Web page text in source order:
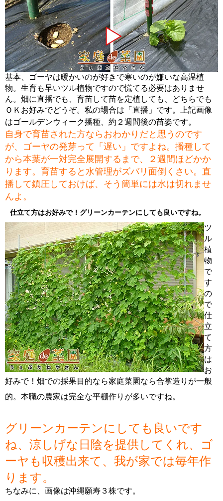
基本、ゴーヤは暖かいのが好きで寒いのが嫌いな高温植
物。生育も早いツル植物ですので慌てる必要はありませ
ん。畑に直播でも、育苗して苗を定植しても、どちらでも
ＯＫお好みでどうぞ。私の場合は「直播」です。上記画像
はゴールデンウィーク播種、約２週間後の苗姿です。
自身で育苗された方ならおわかりだと思うのです
が、ゴーヤの発芽って「遅い」ですよね。播種して
から本葉が一対完全展開するまで、２週間ほどかか
ります。育苗すると水管理がズバリ面倒くさい。直
播して鎮圧しておけば、そう簡単には水は切れませ
んよ。
仕立て方はお好みで！グリーンカーテンにしても良いですね。
ツ
ル
植
物
で
す
の
で
仕
立
て
方
は
お
好みで！畑での採果目的なら家庭菜園なら合掌造りが一般
的。本職の農家は完全な平棚作りが多いですね。
グリーンカーテンにしても良いです
ね、涼しげな日陰を提供してくれ、ゴ
ーヤも収穫出来て、我が家では毎年作
ります。
ちなみに、画像は沖縄願寿３株です。